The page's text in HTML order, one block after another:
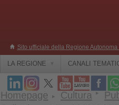
Sito ufficiale della Regione Autonoma
LA REGIONE CANALI
Homepage Cultura